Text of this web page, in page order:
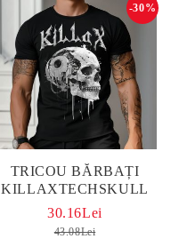
TRICOU BĂRBAȚI
KILLAXTECHSKULL
-30%
30.16Lei
43.08Lei